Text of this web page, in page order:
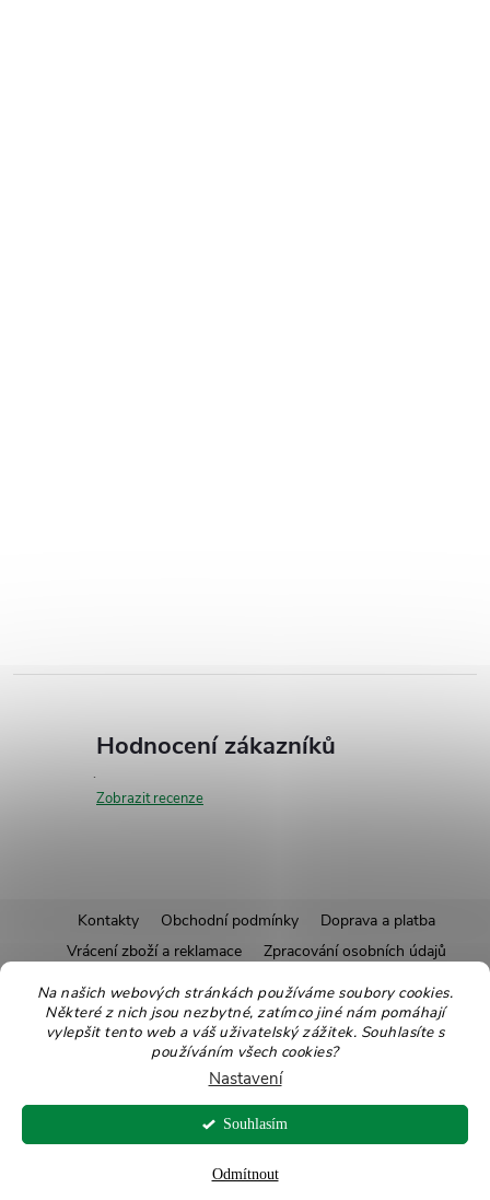
Na našich webových stránkách používáme soubory cookies.
Některé z nich jsou nezbytné, zatímco jiné nám pomáhají
vylepšit tento web a váš uživatelský zážitek. Souhlasíte s
používáním všech cookies?
Nastavení
Odmítnout
Souhlasím
Hodnocení zákazníků
Zobrazit recenze
á
Kontakty Obchodní podmínky
Doprava a platba
Vrácení zboží a reklamace
Zpracování osobních údajů
Pravidla soutěží
Affiliate program
Recepty
Pro nové dodavatele
Ekologické balení Moje objednávka
Vytvořil Shoptet
Copyright 2026Zdravoslav. Všechna práva vyhrazena.Upravit nastavení
cookies